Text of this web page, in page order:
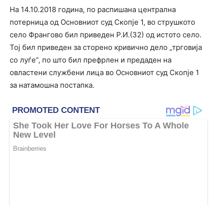
На 14.10.2018 година, по распишана централна
потерница од Основниот суд Скопје 1, во струшкото
село Франгово бил приведен Р.И.(32) од истото село.
Тој бил приведен за сторено кривично дело „трговија
со луѓе“, по што бил префрлен и предаден на
овластени службени лица во Основниот суд Скопје 1
за натамошна постапка.